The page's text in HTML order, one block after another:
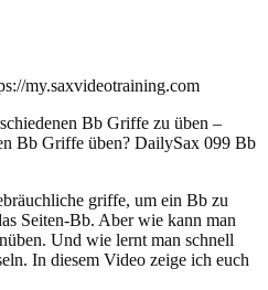
my.saxvideotraining.com
Bb Griffe zu üben –
Bb Griffe üben? DailySax 099 Bb
griffe, um ein Bb zu
Seiten-Bb. Aber wie kann man
Und wie lernt man schnell
In diesem Video zeige ich euch